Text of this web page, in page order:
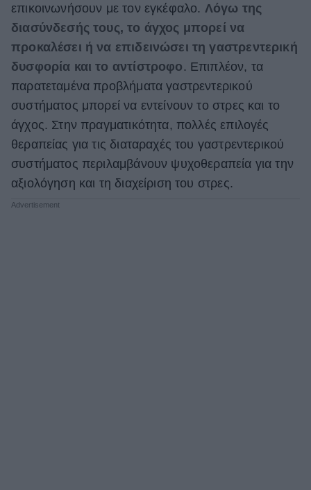
επικοινωνήσουν με τον εγκέφαλο. Λόγω της
διασύνδεσής τους, το άγχος μπορεί να
προκαλέσει ή να επιδεινώσει τη γαστρεντερική
δυσφορία και το αντίστροφο . Επιπλέον, τα
παρατεταμένα προβλήματα γαστρεντερικού
συστήματος μπορεί να εντείνουν το στρες και το
άγχος. Στην πραγματικότητα, πολλές επιλογές
θεραπείας για τις διαταραχές του γαστρεντερικού
συστήματος περιλαμβάνουν ψυχοθεραπεία για την
αξιολόγηση και τη διαχείριση του στρες.